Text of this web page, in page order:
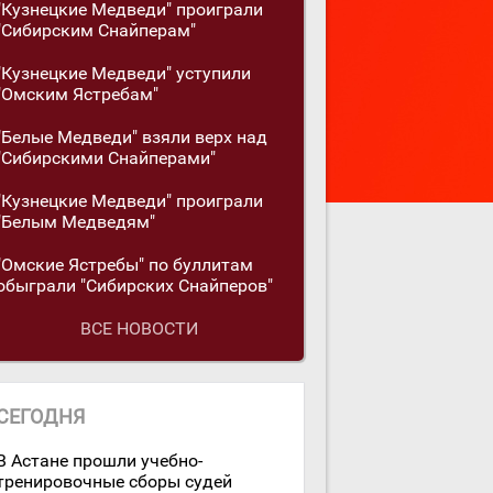
Медведи" проиграли
Снайперам"
Медведи" уступили
Ястребам"
Медведи" взяли верх над
Снайперами"
Медведи" проиграли
Медведям"
Ястребы" по буллитам
"Сибирских Снайперов"
ВСЕ НОВОСТИ
Астане прошли учебно-
сборы судей